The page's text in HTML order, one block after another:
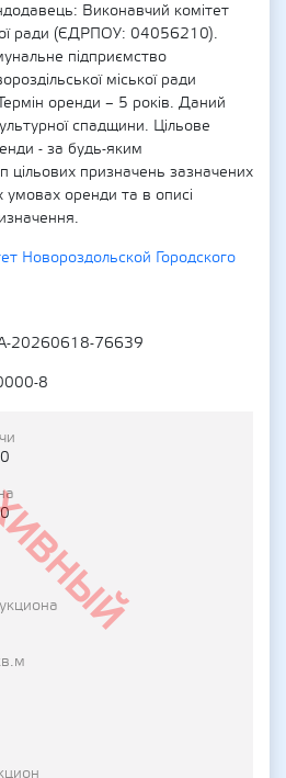
Виконавчий комітет
ради (ЄДРПОУ: 04056210).
підприємство
міської ради
оренди – 5 років. Даний
спадщини. Цільове
- за будь-яким
цільових призначень зазначених
оренди та в описі
Новороздольской Городского
20260618-76639
8